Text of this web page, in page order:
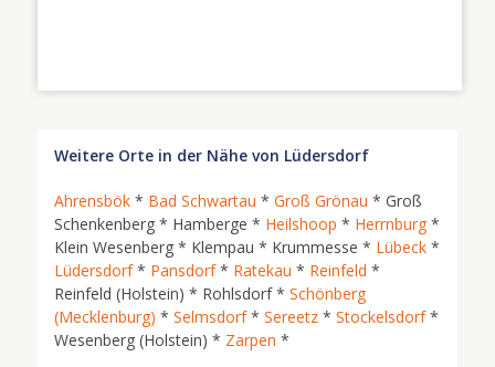
Weitere Orte in der Nähe von Lüdersdorf
Ahrensbök * Bad Schwartau * Groß Grönau * Groß
Schenkenberg * Hamberge * Heilshoop * Herrnburg *
Klein Wesenberg * Klempau * Krummesse * Lübeck *
Lüdersdorf* Pansdorf* Ratekau * Reinfeld *
Reinfeld (Holstein) * Rohlsdorf * Schönberg
(Mecklenburg) * Selmsdorf* Sereetz * Stockelsdorf*
Wesenberg (Holstein) * Zarpen *